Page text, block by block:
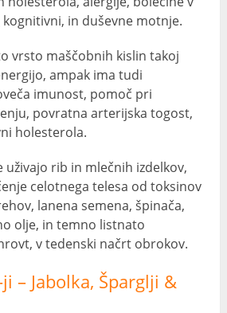
in duševne motnje.
vrsto maščobnih kislin takoj
ampak ima tudi
imunost, pomoč pri
povratna arterijska togost,
holesterola.
uživajo rib in mlečnih izdelkov,
celotnega telesa od toksinov
lanena semena, špinača,
olje, in temno listnato
v tedenski načrt obrokov.
– Jabolka, Šparglji &